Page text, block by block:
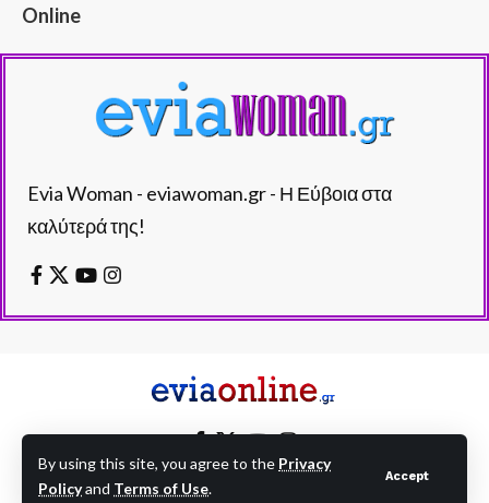
By using this site, you agree to the Privacy
Policyand Terms of Use.
Accept
Online
Evia Woman - eviawoman.gr - Η Εύβοια στα
καλύτερά της!